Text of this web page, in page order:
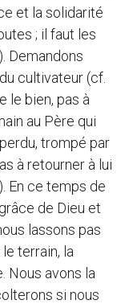
et la solidarité
; il faut les
Demandons
cultivateur (cf.
le bien, pas à
au Père qui
trompé par
à retourner à lui
En ce temps de
de Dieu et
lassons pas
terrain, la
Nous avons la
si nous